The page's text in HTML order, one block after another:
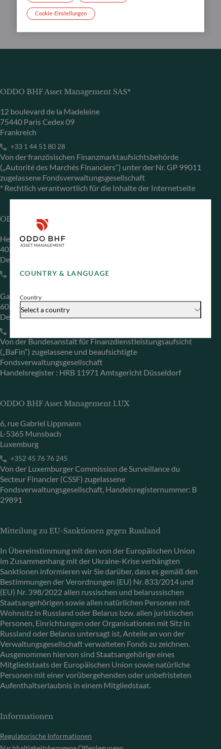
COUNTRY & LANGUAGE
Country
Select a country
ODDO BHF Asset Management SAS*
12 boulevard de la Madeleine
75440 Paris Cedex 09
Frankreich
+33 1 44 51 80 28
Von der französischen Finanzmarktaufsichtsbehörde
(„Autorité des Marchés Financiers“) unter der Nr. GP 99011
zugelassene Fondsverwaltungsgesellschaft
* Rechtlich verantwortlich für die Inhalte der Internetseite
ODDO BHF Asset Management GmbH
Herzogstraße 15
40217 Düsseldorf
Deutschland
+49 (0) 211 239 24 01
Gallusanlage 8
60329 Frankfurt am Main
Deutschland
Von der Bundesanstalt für Finanzdienstleistungsaufsicht
(„BaFin“) zugelassene und beaufsichtigte
Fondsverwaltungsgesellschaft
Handelsregister : HRB 11971 Amtsgericht Düsseldorf
ODDO BHF Asset Management LUX
6, rue Gabriel Lippmann
L-5365 Munsbach
Luxemburg
+352 45 76 76 245
Von der Luxemburger Commission de Surveillance du
Secteur Financier (CSSF) zugelassene
Fondsverwaltungsgesellschaft, Handelsregisternummer: B
29891
Mitteilung zu EU-Sanktionen gegen Russland
In Übereinstimmung mit den von der Europäischen Union
im Zusammenhang mit der Ukraine-Krise verhängten
Sanktionen informieren wir Sie darüber, dass es gemäß den
Bestimmungen der Verordnungen (EU) Nr. 833/2014 und
(EU) Nr. 398/2022 allen russischen und belarussischen
Staatsangehörigen sowie allen natürlichen Personen mit
Wohnsitz in Russland oder Belarus bzw. allen juristischen
Personen, Einrichtungen oder Organisationen mit Sitz in
Russland oder Belarus untersagt ist, Anteile an von der
Verwaltungsgesellschaft verwalteten Fonds zu zeichnen.
Ausgenommen hiervon sind Staatsangehörige eines
Mitgliedstaats der Europäischen Union sowie natürliche
Personen mit einer vorübergehenden oder unbefristeten
Aufenthaltserlaubnis in einem Mitgliedstaat.
Informationen
Regulatorische Informationen
Cookie-Einstellungen